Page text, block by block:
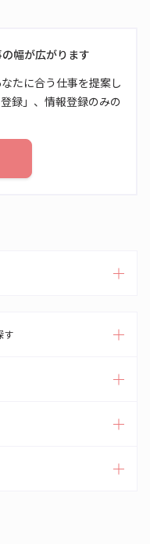
幅が広がります
たに合う仕事を提案し
録」、情報登録のみの
す